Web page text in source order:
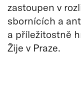
zastoupen v
sbornících a
a příležitostně
Žije v Praze.